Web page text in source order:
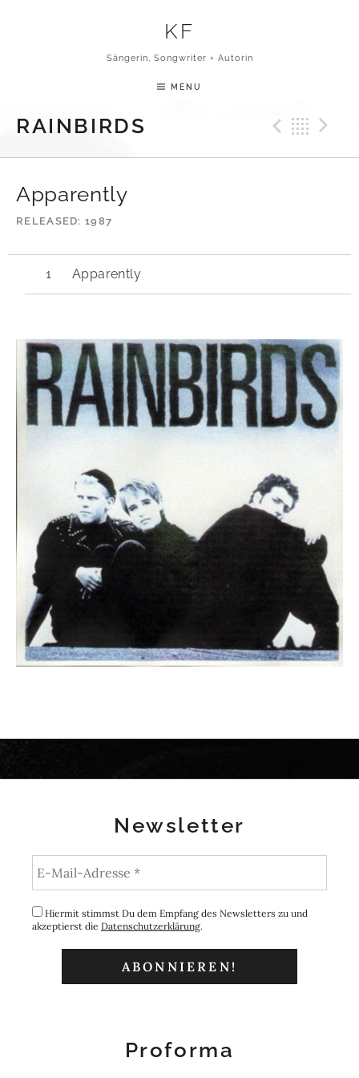
KF
Sängerin, Songwriter + Autorin
MENU
RAINBIRDS
Apparently
RELEASED 1987
Apparently
Newsletter
Hiermit stimmst Du dem Empfang des Newsletters zu und
akzeptierst die Datenschutzerklärung.
Proforma